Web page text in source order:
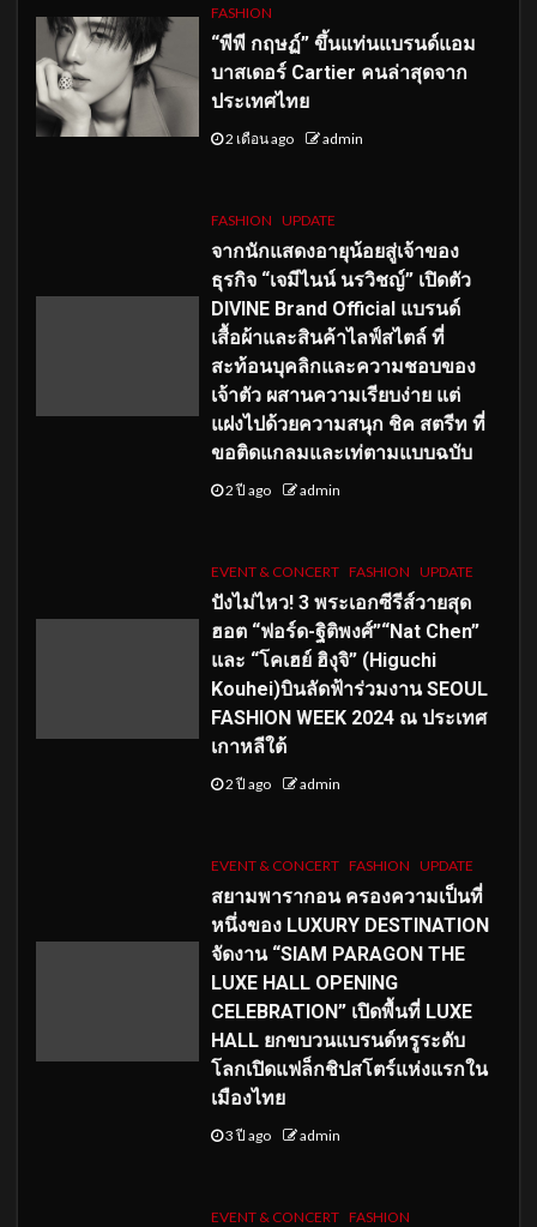
FASHION
“พีพี กฤษฏ์” ขึ้นแท่นแบรนด์แอม
บาสเดอร์ Cartier คนล่าสุดจาก
ประเทศไทย
2 เดือน ago admin
FASHION UPDATE
จากนักแสดงอายุน้อยสู่เจ้าของ
ธุรกิจ “เจมีไนน์ นรวิชญ์” เปิดตัว
DIVINE Brand Official แบรนด์
เสื้อผ้าและสินค้าไลฟ์สไตล์ ที่
สะท้อนบุคลิกและความชอบของ
เจ้าตัว ผสานความเรียบง่าย แต่
แฝงไปด้วยความสนุก ชิค สตรีท ที่
ขอติดแกลมและเท่ตามแบบฉบับ
2 ปี ago admin
EVENT & CONCERT FASHION UPDATE
ปังไม่ไหว! 3 พระเอกซีรีส์วายสุด
ฮอต “ฟอร์ด-ฐิติพงศ์”“Nat Chen”
และ “โคเฮย์ ฮิงุจิ” (Higuchi
Kouhei)บินลัดฟ้าร่วมงาน SEOUL
FASHION WEEK 2024 ณ ประเทศ
เกาหลีใต้
2 ปี ago admin
EVENT & CONCERT FASHION UPDATE
สยามพารากอน ครองความเป็นที่
หนึ่งของ LUXURY DESTINATION
จัดงาน “SIAM PARAGON THE
LUXE HALL OPENING
CELEBRATION” เปิดพื้นที่ LUXE
HALL ยกขบวนแบรนด์หรูระดับ
โลกเปิดแฟล็กชิปสโตร์แห่งแรกใน
เมืองไทย
3 ปี ago admin
EVENT & CONCERT FASHION